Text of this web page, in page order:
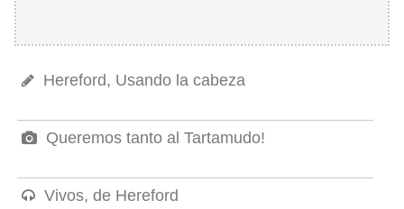
Hereford, Usando la cabeza
Queremos tanto al Tartamudo!
Vivos, de Hereford